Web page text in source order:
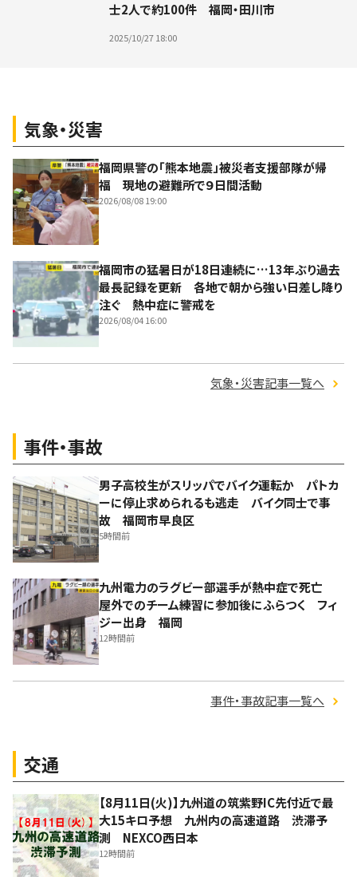
士2人で約100件 福岡・田川市
2025/10/27 18:00
気象・災害
福岡県警の「熊本地震」被災者支援部隊が帰
福 現地の避難所で９日間活動
2026/08/08 19:00
福岡市の猛暑日が18日連続に…13年ぶり過去
最長記録を更新 各地で朝から強い日差し降り
注ぐ 熱中症に警戒を
2026/08/04 16:00
気象・災害記事一覧へ
事件・事故
男子高校生がスリッパでバイク運転か パトカ
ーに停止求められるも逃走 バイク同士で事
故 福岡市早良区
5時間前
九州電力のラグビー部選手が熱中症で死亡
屋外でのチーム練習に参加後にふらつく フィ
ジー出身 福岡
12時間前
事件・事故記事一覧へ
交通
【8月11日(火)】九州道の筑紫野IC先付近で最
大15キロ予想 九州内の高速道路 渋滞予
測 NEXCO西日本
12時間前